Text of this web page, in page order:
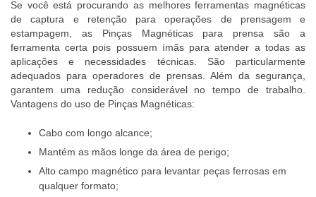
Se você está procurando as melhores ferramentas magnéticas
de captura e retenção para operações de prensagem e
estampagem, as Pinças Magnéticas para prensa são a
ferramenta certa pois possuem ímãs para atender a todas as
aplicações e necessidades técnicas. São particularmente
adequados para operadores de prensas. Além da segurança,
garantem uma redução considerável no tempo de trabalho.
Vantagens do uso de Pinças Magnéticas:
Cabo com longo alcance;
Mantém as mãos longe da área de perigo;
Alto campo magnético para levantar peças ferrosas em
qualquer formato;